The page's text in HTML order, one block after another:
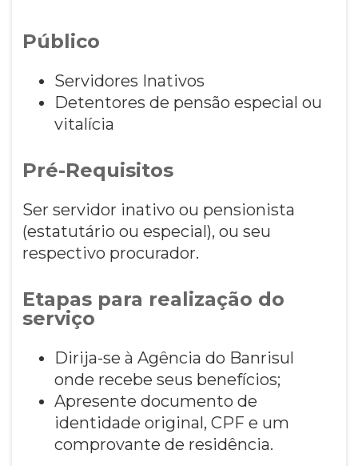
Público
Servidores Inativos
Detentores de pensão especial ou
vitalícia
Pré-Requisitos
Ser servidor inativo ou pensionista
(estatutário ou especial), ou seu
respectivo procurador.
Etapas para realização do
serviço
Dirija-se à Agência do Banrisul
onde recebe seus benefícios;
Apresente documento de
identidade original, CPF e um
comprovante de residência.